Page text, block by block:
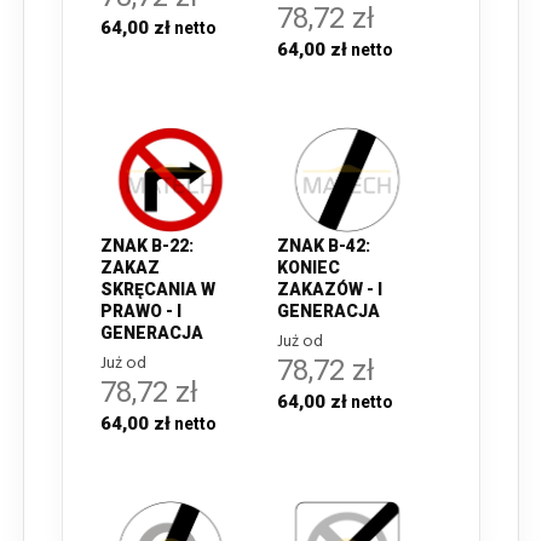
64,00 zł 78,72 zł
64,00 zł
ZNAK B-22:
ZAKAZ
SKRĘCANIA W
PRAWO - I
GENERACJA
Już od
78,72 zł
64,00 zł
ZNAK B-42:
KONIEC
ZAKAZÓW - I
GENERACJA
Już od
78,72 zł
64,00 zł